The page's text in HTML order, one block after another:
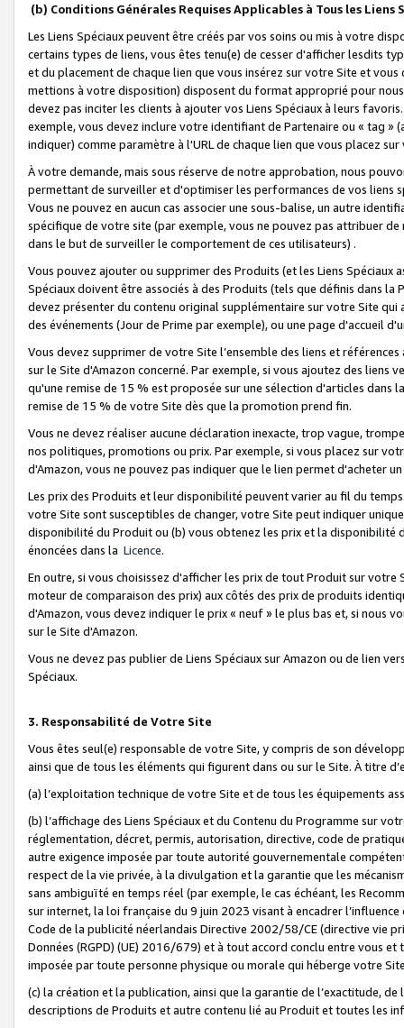
(b) Conditions Générales Requises Applicables à Tous les Liens
Les Liens Spéciaux peuvent être créés par vos soins ou mis à votre
certains types de liens, vous êtes tenu(e) de cesser d'afficher lesdits
et du placement de chaque lien que vous insérez sur votre Site et
mettions à votre disposition) disposent du format approprié pour
devez pas inciter les clients à ajouter vos Liens Spéciaux à leurs
exemple, vous devez inclure votre identifiant de Partenaire ou « tag
indiquer) comme paramètre à l'URL de chaque lien que vous placez
À votre demande, mais sous réserve de notre approbation, nous
permettant de surveiller et d'optimiser les performances de vos liens
Vous ne pouvez en aucun cas associer une sous-balise, un autre
spécifique de votre site (par exemple, vous ne pouvez pas attribuer
dans le but de surveiller le comportement de ces utilisateurs) .
Vous pouvez ajouter ou supprimer des Produits (et les Liens
Spéciaux doivent être associés à des Produits (tels que définis dans
devez présenter du contenu original supplémentaire sur votre Site qui
des événements (Jour de Prime par exemple), ou une page d'accueil
Vous devez supprimer de votre Site l’ensemble des liens et
sur le Site d'Amazon concerné. Par exemple, si vous ajoutez des
qu'une remise de 15 % est proposée sur une sélection d'articles
remise de 15 % de votre Site dès que la promotion prend fin.
Vous ne devez réaliser aucune déclaration inexacte, trop vague,
nos politiques, promotions ou prix. Par exemple, si vous placez sur
d'Amazon, vous ne pouvez pas indiquer que le lien permet d'acheter
Les prix des Produits et leur disponibilité peuvent varier au fil du
votre Site sont susceptibles de changer, votre Site peut indiquer
disponibilité du Produit ou (b) vous obtenez les prix et la disponibilité
énoncées dans la Licence.
En outre, si vous choisissez d'afficher les prix de tout Produit sur
moteur de comparaison des prix) aux côtés des prix de produits
d'Amazon, vous devez indiquer le prix « neuf » le plus bas et, si nous
sur le Site d'Amazon.
Vous ne devez pas publier de Liens Spéciaux sur Amazon ou de lien
Spéciaux.
3. Responsabilité de Votre Site
Vous êtes seul(e) responsable de votre Site, y compris de son
ainsi que de tous les éléments qui figurent dans ou sur le Site. À titre
(a) l’exploitation technique de votre Site et de tous les équipements
(b) l’affichage des Liens Spéciaux et du Contenu du Programme sur
réglementation, décret, permis, autorisation, directive, code de
autre exigence imposée par toute autorité gouvernementale
respect de la vie privée, à la divulgation et la garantie que les
sans ambiguïté en temps réel (par exemple, le cas échéant, les
sur internet, la loi française du 9 juin 2023 visant à encadrer
Code de la publicité néerlandais Directive 2002/58/CE (directive vie
Données (RGPD) (UE) 2016/679) et à tout accord conclu entre vous
imposée par toute personne physique ou morale qui héberge votre
(c) la création et la publication, ainsi que la garantie de l’exactitude,
descriptions de Produits et autre contenu lié au Produit et toutes les